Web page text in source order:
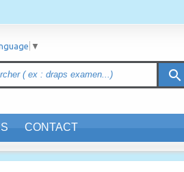
search
CONTACT
▼